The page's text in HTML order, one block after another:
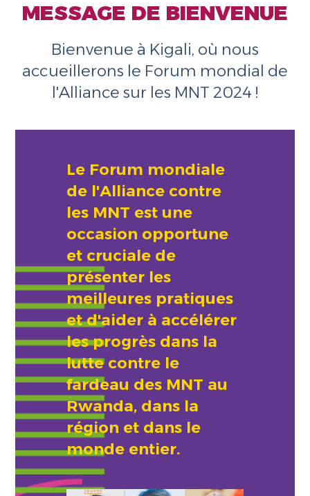
MESSAGE DE BIENVENUE
Bienvenue à Kigali, où nous
accueillerons le Forum mondial de
l'Alliance sur les MNT 2024 !
Le Forum mondiale
de l'Alliance contre
les MNT est une
occasion opportune
et cruciale de
présenter les
meilleures pratiques
et d'aider à accélérer
les progrès dans la
lutte contre le
fardeau des MNT au
Rwanda, dans la
région et dans le
monde entier.